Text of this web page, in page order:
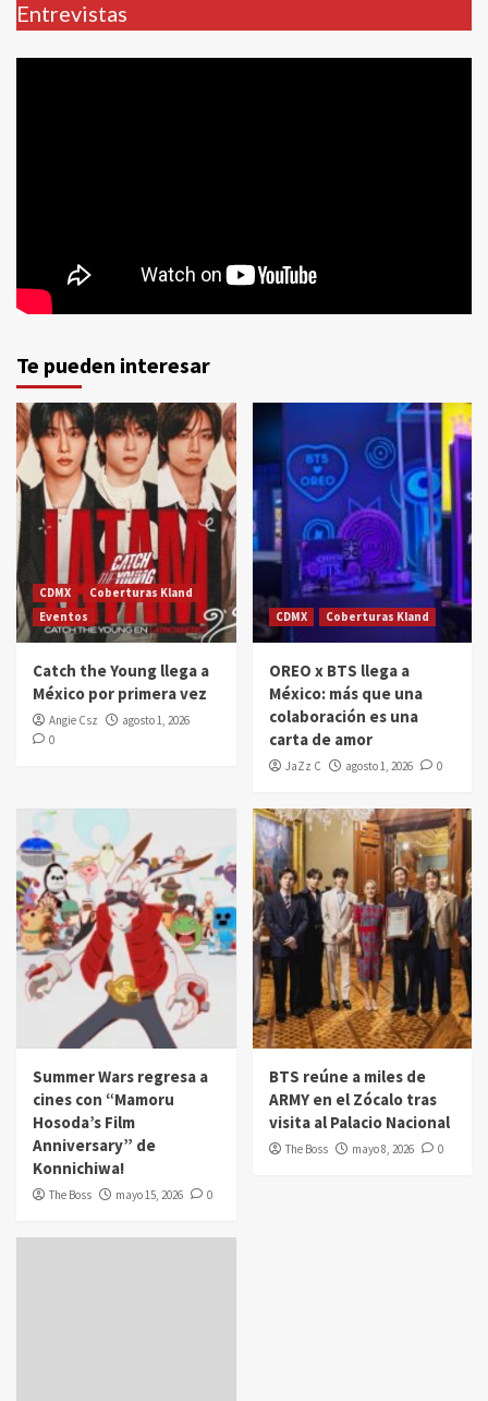
Entrevistas
Te pueden interesar
CDMX
Coberturas Kland
Eventos
Catch the Young llega a
México por primera vez
Angie Csz
agosto 1, 2026
0
CDMX Coberturas Kland
OREO x BTS llega a
México: más que una
colaboración es una
carta de amor
JaZz C agosto 1, 2026 0
Summer Wars regresa a
cines con “Mamoru
Hosoda’s Film
Anniversary” de
Konnichiwa!
The Boss mayo 15, 2026 0
BTS reúne a miles de
ARMY en el Zócalo tras
visita al Palacio Nacional
The Boss mayo 8, 2026 0